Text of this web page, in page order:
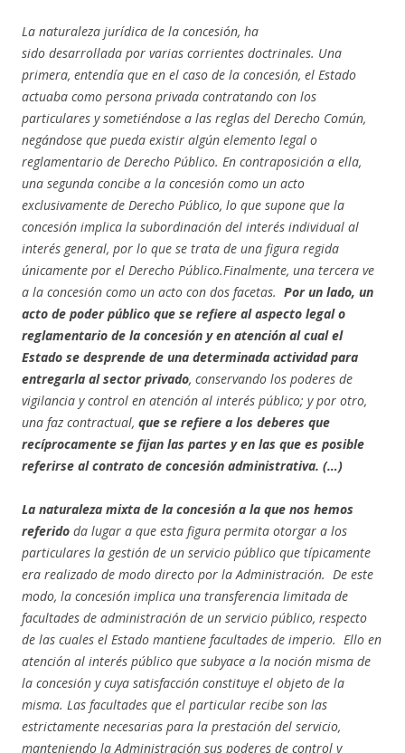
La naturaleza jurídica de la concesión, ha
sido desarrollada por varias corrientes doctrinales. Una
primera, entendía que en el caso de la concesión, el Estado
actuaba como persona privada contratando con los
particulares y sometiéndose a las reglas del Derecho Común,
negándose que pueda existir algún elemento legal o
reglamentario de Derecho Público. En contraposición a ella,
una segunda concibe a la concesión como un acto
exclusivamente de Derecho Público, lo que supone que la
concesión implica la subordinación del interés individual al
interés general, por lo que se trata de una figura regida
únicamente por el Derecho Público.Finalmente, una tercera ve
a la concesión como un acto con dos facetas. Por un lado, un
acto de poder público que se refiere al aspecto legal o
reglamentario de la concesión y en atención al cual el
Estado se desprende de una determinada actividad para
entregarla al sector privado, conservando los poderes de
vigilancia y control en atención al interés público; y por otro,
una faz contractual, que se refiere a los deberes que
recíprocamente se fijan las partes y en las que es posible
referirse al contrato de concesión administrativa. (…)
La naturaleza mixta de la concesión a la que nos hemos
referido da lugar a que esta figura permita otorgar a los
particulares la gestión de un servicio público que típicamente
era realizado de modo directo por la Administración. De este
modo, la concesión implica una transferencia limitada de
facultades de administración de un servicio público, respecto
de las cuales el Estado mantiene facultades de imperio. Ello en
atención al interés público que subyace a la noción misma de
la concesión y cuya satisfacción constituye el objeto de la
misma. Las facultades que el particular recibe son las
estrictamente necesarias para la prestación del servicio,
manteniendo la Administración sus poderes de control y